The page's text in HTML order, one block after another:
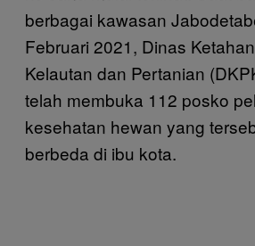
berbagai kawasan
Februari 2021, Dinas
Kelautan dan Pertanian
telah membuka 112 posko
kesehatan hewan yang
berbeda di ibu kota.